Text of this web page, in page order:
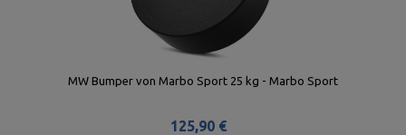
MW Bumper von Marbo Sport 25 kg - Marbo Sport
125,90 €